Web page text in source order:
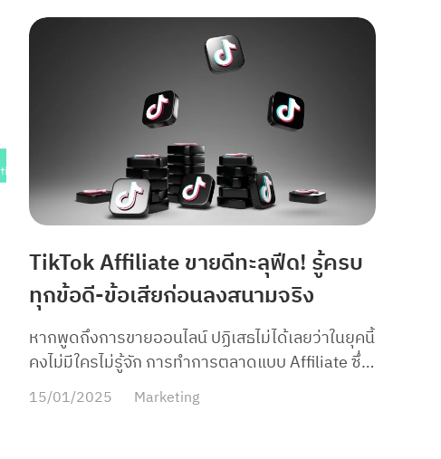
TikTok Affiliate ขายดีทะลุฟีด! รู้ครบ
ทุกข้อดี-ข้อเสียก่อนลงสนามจริง
หากพูดถึงการขายออนไลน์ ปฏิเสธไม่ได้เลยว่าในยุคนี้
คงไม่มีใครไม่รู้จัก การทำการตลาดแบบ Affiliate ซึ่ง
จะเห็นได้จากหลายๆแพลตฟอร์มที่มีโปรแกรมการ
ขายรูปแบบนี้เปิดให้กับร้านค้าได้เข้าร่วม ไม่ว่าจะเป็น
15/01/2025 Marketing